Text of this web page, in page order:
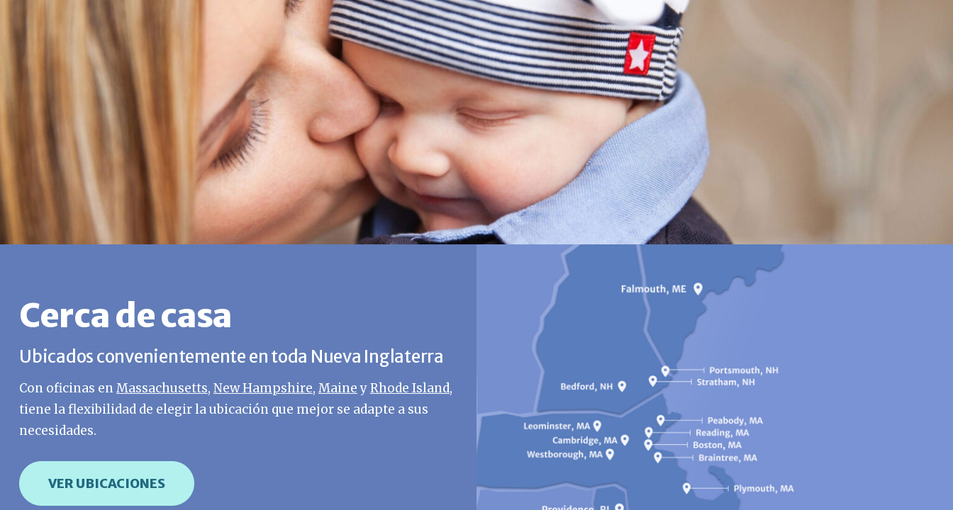
Cerca de casa
Ubicados convenientemente en toda Nueva Inglaterra
Con oficinas enMassachusetts, New Hampshire, MaineyRhode Island,
tiene la flexibilidad de elegir la ubicación que mejor se adapte a sus
necesidades.
VER UBICACIONES